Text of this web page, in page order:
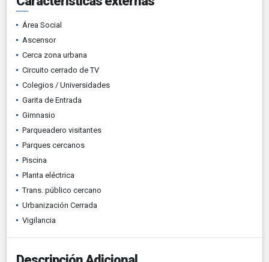
Área Social
Ascensor
Cerca zona urbana
Circuito cerrado de TV
Colegios / Universidades
Garita de Entrada
Gimnasio
Parqueadero visitantes
Parques cercanos
Piscina
Planta eléctrica
Trans. público cercano
Urbanización Cerrada
Vigilancia